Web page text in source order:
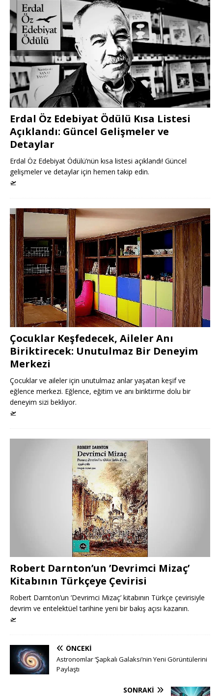
Erdal Öz Edebiyat Ödülü Kısa Listesi
Açıklandı: Güncel Gelişmeler ve
Detaylar
Erdal Öz Edebiyat Ödülü’nün kısa listesi açıklandı! Güncel
gelişmeler ve detaylar için hemen takip edin.
🛫
Çocuklar Keşfedecek, Aileler Anı
Biriktirecek: Unutulmaz Bir Deneyim
Merkezi
Çocuklar ve aileler için unutulmaz anlar yaşatan keşif ve
eğlence merkezi. Eğlence, eğitim ve anı biriktirme dolu bir
deneyim sizi bekliyor.
🛫
Robert Darnton’un ’Devrimci Mizaç’
Kitabının Türkçeye Çevirisi
Robert Darnton’un ’Devrimci Mizaç’ kitabının Türkçe çevirisiyle
devrim ve entelektüel tarihine yeni bir bakış açısı kazanın.
🛫
ÖNCEKI
Astronomlar ‘Şapkalı Galaksi’nin Yeni Görüntülerini
Paylaştı
SONRAKI